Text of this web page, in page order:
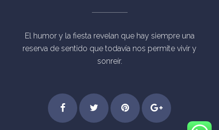
El humor y la fiesta revelan que hay siempre una
reserva de sentido que todavía nos permite vivir y
sonreír.